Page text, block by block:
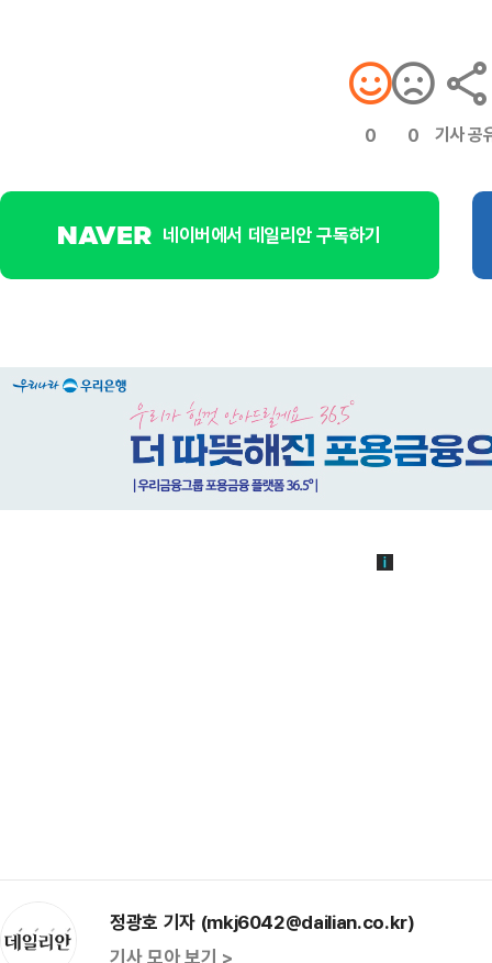
0 0 기사 공
네이버에서 데일리안 구독하기
정광호 기자 (mkj6042@dailian.co.kr)
기사 모아 보기 >